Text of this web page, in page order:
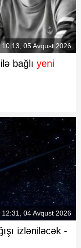
10:13, 05 Avqust 2026
bağlı yeni
12:31, 04 Avqust 2026
izləniləcək -